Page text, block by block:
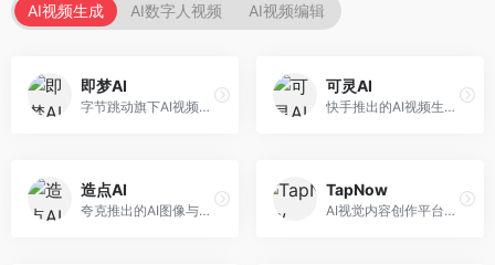
AI视频生成 AI数字人视频 AI视频编辑
即梦AI
字节跳动旗下AI视频创作平台，支持多模态内容生成。面向内容创作者和营销人员，提供文生视频、图生视频、智能剪辑等功能，中文理解能力强，创作效率高。
可灵AI
快手推出的AI视频生成平台，支持文生视频和图生视频，可生成长达2分钟的高质量视频内容。面向短视频创作者和营销人员，操作简便，生成效果逼真，适合商业推广和创意表达。
造点AI
夸克推出的AI图像与视频创作平台。面向普通用户和内容创作者，提供文生图、文生视频等功能，操作简便，与夸克生态深度整合。
TapNow
AI视觉内容创作平台，整合图像与视频生成能力。面向内容创作者，提供文生图、文生视频、智能编辑等服务，创作工具丰富，一站式体验便捷。